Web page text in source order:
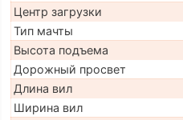
Центр загрузки
Тип мачты
Высота подъема
Дорожный просвет
Длина вил
Ширина вил